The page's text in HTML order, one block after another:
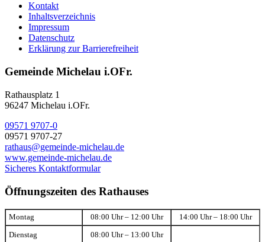
Kontakt
Inhaltsverzeichnis
Impressum
Datenschutz
Erklärung zur Barrierefreiheit
Gemeinde Michelau i.OFr.
Rathausplatz 1
96247 Michelau i.OFr.
09571 9707-0
09571 9707-27
rathaus@gemeinde-michelau.de
www.gemeinde-michelau.de
Sicheres Kontaktformular
Öffnungszeiten des Rathauses
Montag 08:00 Uhr – 12:00 Uhr 14:00 Uhr – 18:00 Uhr
Dienstag 08:00 Uhr – 13:00 Uhr